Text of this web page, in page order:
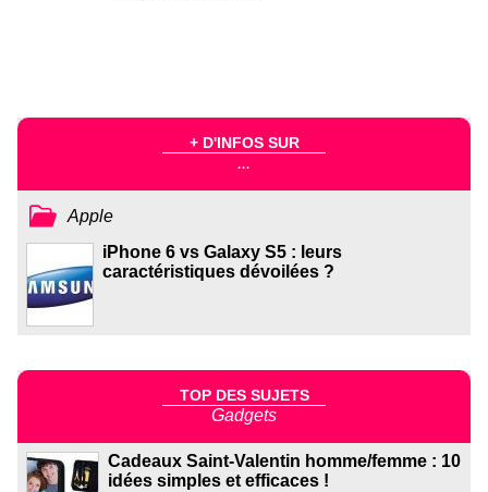
+ D'INFOS SUR
...
Apple
iPhone 6 vs Galaxy S5 : leurs
caractéristiques dévoilées ?
TOP DES SUJETS
Gadgets
Cadeaux Saint-Valentin homme/femme : 10
idées simples et efficaces !